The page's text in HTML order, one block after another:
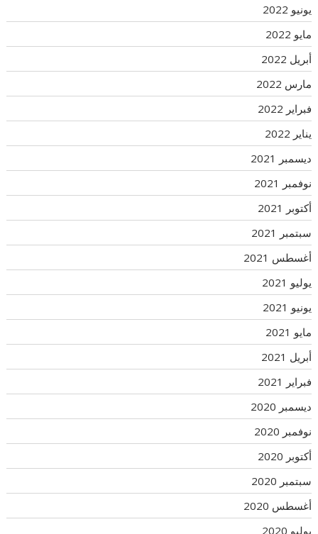
يونيو 2022
مايو 2022
أبريل 2022
مارس 2022
فبراير 2022
يناير 2022
ديسمبر 2021
نوفمبر 2021
أكتوبر 2021
سبتمبر 2021
أغسطس 2021
يوليو 2021
يونيو 2021
مايو 2021
أبريل 2021
فبراير 2021
ديسمبر 2020
نوفمبر 2020
أكتوبر 2020
سبتمبر 2020
أغسطس 2020
يوليو 2020